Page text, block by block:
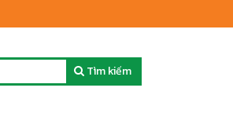
Tìm kiếm